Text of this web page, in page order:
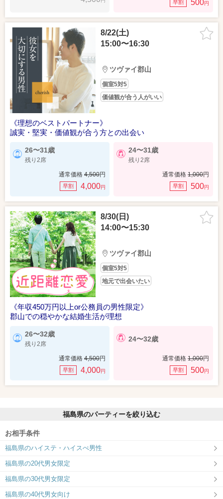
早割 500円
8/22(土)
15:00〜16:30
ツヴァイ郡山
個室5対5
価値観が合う人がいい
《理想のベストパートナー》
誠実・堅実・価値観が合う方との出会い
26〜31歳
残り2席
通常価格 4,500円
早割 4,000円
24〜31歳
残り2席
通常価格 1,000円
早割 500円
8/30(日)
14:00〜15:30
ツヴァイ郡山
個室5対5
地元で出会いたい
《年収450万円以上or公務員の男性限定》
郡山での穏やかな結婚生活が理想
26〜32歳
残り2席
通常価格 4,500円
早割 4,000円
24〜32歳
通常価格 1,000円
早割 500円
福島県のパーティーを絞り込む
お相手条件
福島県のハイステ・ハイスぺ男性
福島県の20代男女限定
福島県の30代男女限定
福島県の40代男女向け